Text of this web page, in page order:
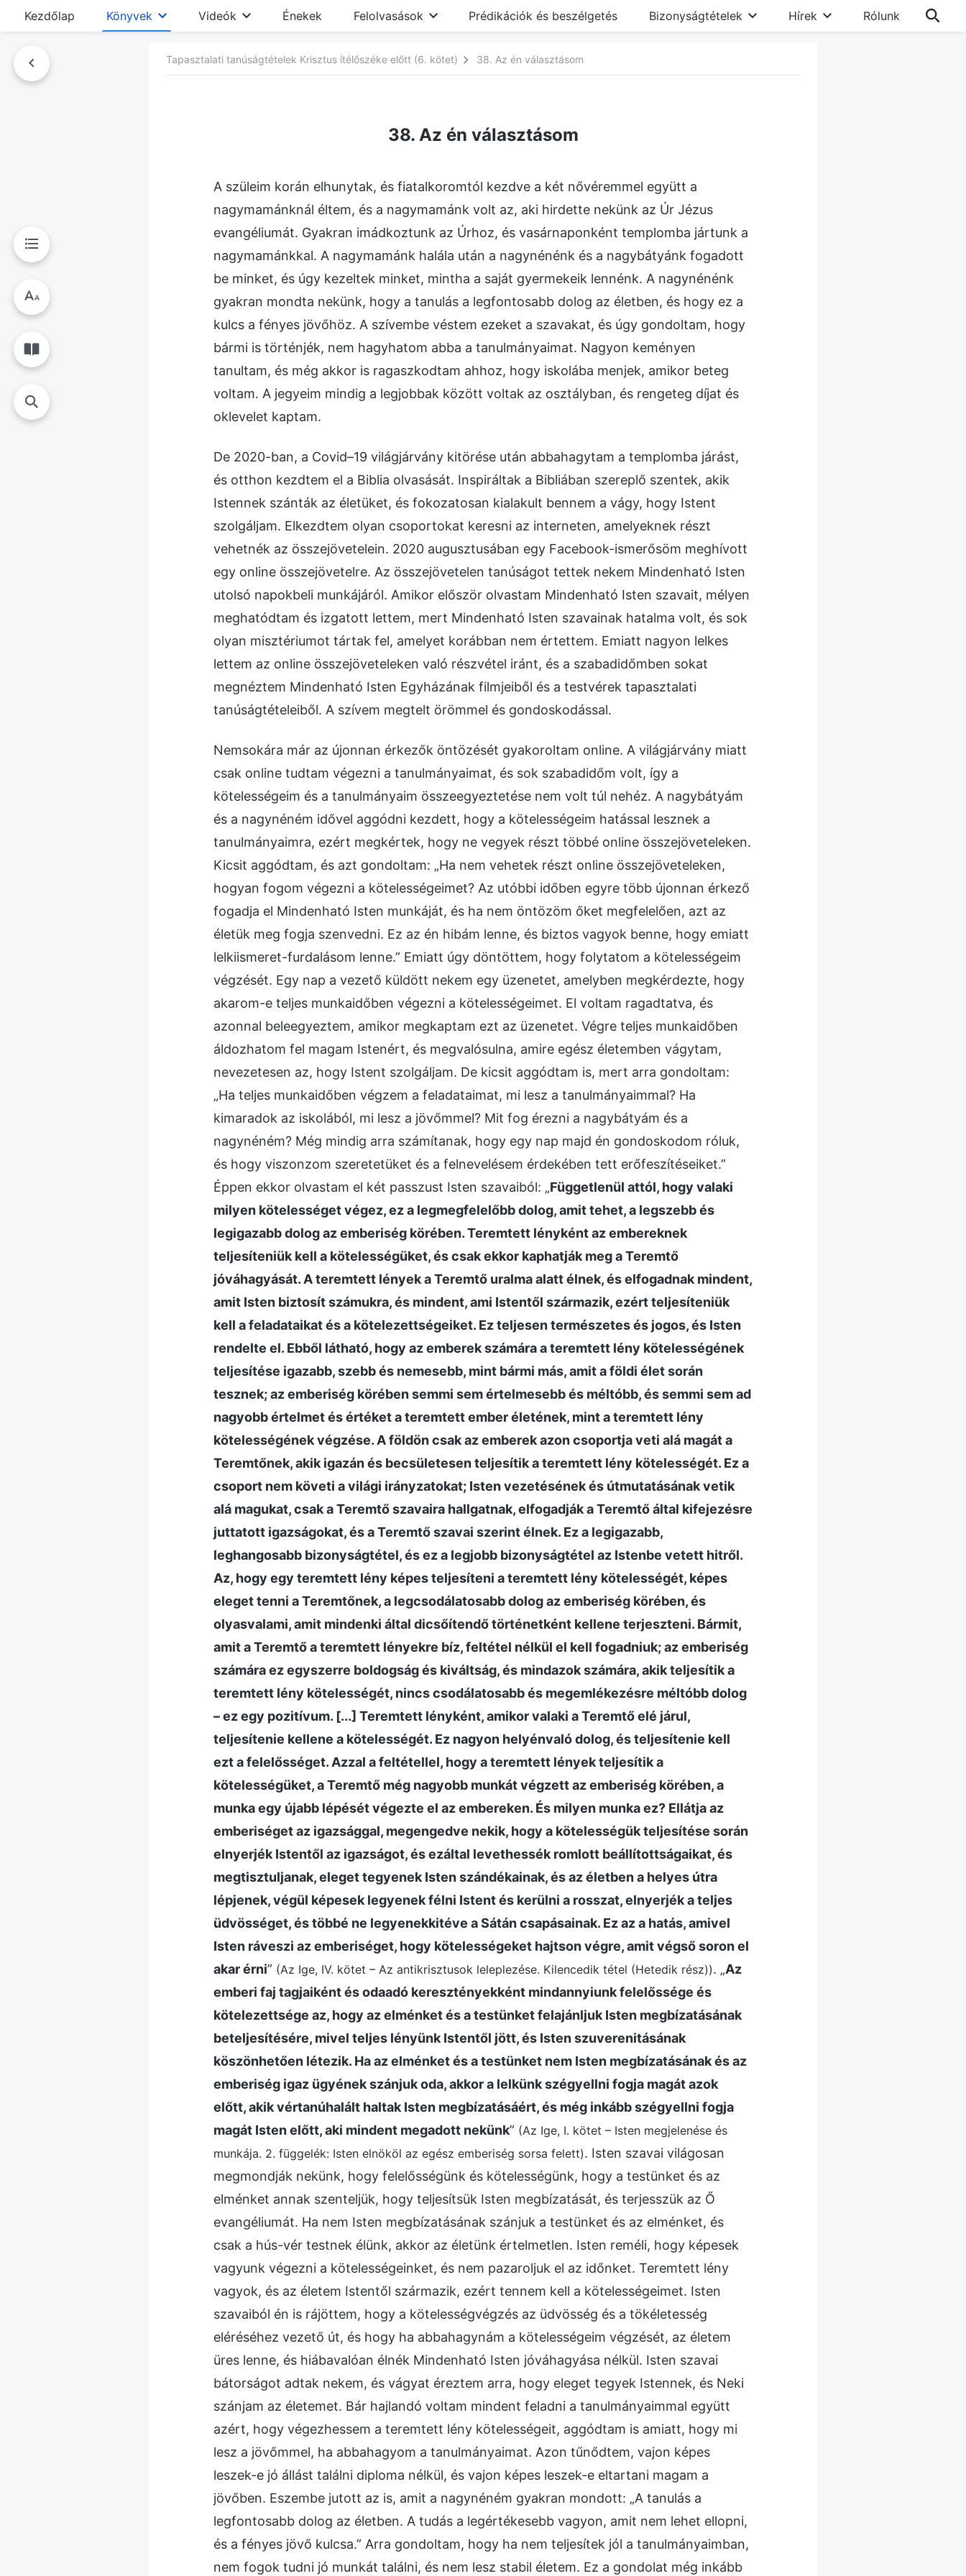
Kezdőlap Könyvek Videók Énekek Felolvasások Prédikációk és beszélgetés Bizonyságtételek Hírek Rólunk
Tapasztalati tanúságtételek Krisztus ítélőszéke előtt (6. kötet) 38. Az én választásom
38. Az én választásom
A szüleim korán elhunytak, és fiatalkoromtól kezdve a két nővéremmel együtt a
nagymamánknál éltem, és a nagymamánk volt az, aki hirdette nekünk az Úr Jézus
evangéliumát. Gyakran imádkoztunk az Úrhoz, és vasárnaponként templomba jártunk a
nagymamánkkal. A nagymamánk halála után a nagynénénk és a nagybátyánk fogadott
be minket, és úgy kezeltek minket, mintha a saját gyermekeik lennénk. A nagynénénk
gyakran mondta nekünk, hogy a tanulás a legfontosabb dolog az életben, és hogy ez a
kulcs a fényes jövőhöz. A szívembe véstem ezeket a szavakat, és úgy gondoltam, hogy
bármi is történjék, nem hagyhatom abba a tanulmányaimat. Nagyon keményen
tanultam, és még akkor is ragaszkodtam ahhoz, hogy iskolába menjek, amikor beteg
voltam. A jegyeim mindig a legjobbak között voltak az osztályban, és rengeteg díjat és
oklevelet kaptam.
De 2020-ban, a Covid–19 világjárvány kitörése után abbahagytam a templomba járást,
és otthon kezdtem el a Biblia olvasását. Inspiráltak a Bibliában szereplő szentek, akik
Istennek szánták az életüket, és fokozatosan kialakult bennem a vágy, hogy Istent
szolgáljam. Elkezdtem olyan csoportokat keresni az interneten, amelyeknek részt
vehetnék az összejövetelein. 2020 augusztusában egy Facebook-ismerősöm meghívott
egy online összejövetelre. Az összejövetelen tanúságot tettek nekem Mindenható Isten
utolsó napokbeli munkájáról. Amikor először olvastam Mindenható Isten szavait, mélyen
meghatódtam és izgatott lettem, mert Mindenható Isten szavainak hatalma volt, és sok
olyan misztériumot tártak fel, amelyet korábban nem értettem. Emiatt nagyon lelkes
lettem az online összejöveteleken való részvétel iránt, és a szabadidőmben sokat
megnéztem Mindenható Isten Egyházának filmjeiből és a testvérek tapasztalati
tanúságtételeiből. A szívem megtelt örömmel és gondoskodással.
Nemsokára már az újonnan érkezők öntözését gyakoroltam online. A világjárvány miatt
csak online tudtam végezni a tanulmányaimat, és sok szabadidőm volt, így a
kötelességeim és a tanulmányaim összeegyeztetése nem volt túl nehéz. A nagybátyám
és a nagynéném idővel aggódni kezdett, hogy a kötelességeim hatással lesznek a
tanulmányaimra, ezért megkértek, hogy ne vegyek részt többé online összejöveteleken.
Kicsit aggódtam, és azt gondoltam: „Ha nem vehetek részt online összejöveteleken,
hogyan fogom végezni a kötelességeimet? Az utóbbi időben egyre több újonnan érkező
fogadja el Mindenható Isten munkáját, és ha nem öntözöm őket megfelelően, azt az
életük meg fogja szenvedni. Ez az én hibám lenne, és biztos vagyok benne, hogy emiatt
lelkiismeret-furdalásom lenne.” Emiatt úgy döntöttem, hogy folytatom a kötelességeim
végzését. Egy nap a vezető küldött nekem egy üzenetet, amelyben megkérdezte, hogy
akarom-e teljes munkaidőben végezni a kötelességeimet. El voltam ragadtatva, és
azonnal beleegyeztem, amikor megkaptam ezt az üzenetet. Végre teljes munkaidőben
áldozhatom fel magam Istenért, és megvalósulna, amire egész életemben vágytam,
nevezetesen az, hogy Istent szolgáljam. De kicsit aggódtam is, mert arra gondoltam:
„Ha teljes munkaidőben végzem a feladataimat, mi lesz a tanulmányaimmal? Ha
kimaradok az iskolából, mi lesz a jövőmmel? Mit fog érezni a nagybátyám és a
nagynéném? Még mindig arra számítanak, hogy egy nap majd én gondoskodom róluk,
és hogy viszonzom szeretetüket és a felnevelésem érdekében tett erőfeszítéseiket.”
Éppen ekkor olvastam el két passzust Isten szavaiból: „Függetlenül attól, hogy valaki
milyen kötelességet végez, ez a legmegfelelőbb dolog, amit tehet, a legszebb és
legigazabb dolog az emberiség körében. Teremtett lényként az embereknek
teljesíteniük kell a kötelességüket, és csak ekkor kaphatják meg a Teremtő
jóváhagyását. A teremtett lények a Teremtő uralma alatt élnek, és elfogadnak mindent,
amit Isten biztosít számukra, és mindent, ami Istentől származik, ezért teljesíteniük
kell a feladataikat és a kötelezettségeiket. Ez teljesen természetes és jogos, és Isten
rendelte el. Ebből látható, hogy az emberek számára a teremtett lény kötelességének
teljesítése igazabb, szebb és nemesebb, mint bármi más, amit a földi élet során
tesznek; az emberiség körében semmi sem értelmesebb és méltóbb, és semmi sem ad
nagyobb értelmet és értéket a teremtett ember életének, mint a teremtett lény
kötelességének végzése. A földön csak az emberek azon csoportja veti alá magát a
Teremtőnek, akik igazán és becsületesen teljesítik a teremtett lény kötelességét. Ez a
csoport nem követi a világi irányzatokat; Isten vezetésének és útmutatásának vetik
alá magukat, csak a Teremtő szavaira hallgatnak, elfogadják a Teremtő által kifejezésre
juttatott igazságokat, és a Teremtő szavai szerint élnek. Ez a legigazabb,
leghangosabb bizonyságtétel, és ez a legjobb bizonyságtétel az Istenbe vetett hitről.
Az, hogy egy teremtett lény képes teljesíteni a teremtett lény kötelességét, képes
eleget tenni a Teremtőnek, a legcsodálatosabb dolog az emberiség körében, és
olyasvalami, amit mindenki által dicsőítendő történetként kellene terjeszteni. Bármit,
amit a Teremtő a teremtett lényekre bíz, feltétel nélkül el kell fogadniuk; az emberiség
számára ez egyszerre boldogság és kiváltság, és mindazok számára, akik teljesítik a
teremtett lény kötelességét, nincs csodálatosabb és megemlékezésre méltóbb dolog
– ez egy pozitívum. [...] Teremtett lényként, amikor valaki a Teremtő elé járul,
teljesítenie kellene a kötelességét. Ez nagyon helyénvaló dolog, és teljesítenie kell
ezt a felelősséget. Azzal a feltétellel, hogy a teremtett lények teljesítik a
kötelességüket, a Teremtő még nagyobb munkát végzett az emberiség körében, a
munka egy újabb lépését végezte el az embereken. És milyen munka ez? Ellátja az
emberiséget az igazsággal, megengedve nekik, hogy a kötelességük teljesítése során
elnyerjék Istentől az igazságot, és ezáltal levethessék romlott beállítottságaikat, és
megtisztuljanak, eleget tegyenek Isten szándékainak, és az életben a helyes útra
lépjenek, végül képesek legyenek félni Istent és kerülni a rosszat, elnyerjék a teljes
üdvösséget, és többé ne legyenekkitéve a Sátán csapásainak. Ez az a hatás, amivel
Isten ráveszi az emberiséget, hogy kötelességeket hajtson végre, amit végső soron el
akar érni” (Az Ige, IV. kötet – Az antikrisztusok leleplezése. Kilencedik tétel (Hetedik rész)). „Az
emberi faj tagjaiként és odaadó keresztényekként mindannyiunk felelőssége és
kötelezettsége az, hogy az elménket és a testünket felajánljuk Isten megbízatásának
beteljesítésére, mivel teljes lényünk Istentől jött, és Isten szuverenitásának
köszönhetően létezik. Ha az elménket és a testünket nem Isten megbízatásának és az
emberiség igaz ügyének szánjuk oda, akkor a lelkünk szégyellni fogja magát azok
előtt, akik vértanúhalált haltak Isten megbízatásáért, és még inkább szégyellni fogja
magát Isten előtt, aki mindent megadott nekünk” (Az Ige, I. kötet – Isten megjelenése és
munkája. 2. függelék: Isten elnököl az egész emberiség sorsa felett). Isten szavai világosan
megmondják nekünk, hogy felelősségünk és kötelességünk, hogy a testünket és az
elménket annak szenteljük, hogy teljesítsük Isten megbízatását, és terjesszük az Ő
evangéliumát. Ha nem Isten megbízatásának szánjuk a testünket és az elménket, és
csak a hús-vér testnek élünk, akkor az életünk értelmetlen. Isten reméli, hogy képesek
vagyunk végezni a kötelességeinket, és nem pazaroljuk el az időnket. Teremtett lény
vagyok, és az életem Istentől származik, ezért tennem kell a kötelességeimet. Isten
szavaiból én is rájöttem, hogy a kötelességvégzés az üdvösség és a tökéletesség
eléréséhez vezető út, és hogy ha abbahagynám a kötelességeim végzését, az életem
üres lenne, és hiábavalóan élnék Mindenható Isten jóváhagyása nélkül. Isten szavai
bátorságot adtak nekem, és vágyat éreztem arra, hogy eleget tegyek Istennek, és Neki
szánjam az életemet. Bár hajlandó voltam mindent feladni a tanulmányaimmal együtt
azért, hogy végezhessem a teremtett lény kötelességeit, aggódtam is amiatt, hogy mi
lesz a jövőmmel, ha abbahagyom a tanulmányaimat. Azon tűnődtem, vajon képes
leszek-e jó állást találni diploma nélkül, és vajon képes leszek-e eltartani magam a
jövőben. Eszembe jutott az is, amit a nagynéném gyakran mondott: „A tanulás a
legfontosabb dolog az életben. A tudás a legértékesebb vagyon, amit nem lehet ellopni,
és a fényes jövő kulcsa.” Arra gondoltam, hogy ha nem teljesítek jól a tanulmányaimban,
nem fogok tudni jó munkát találni, és nem lesz stabil életem. Ez a gondolat még inkább